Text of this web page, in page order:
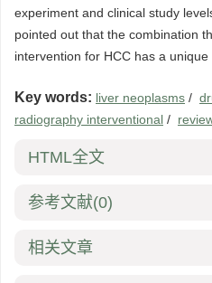
experiment and clinical study
pointed out that the combination
intervention for HCC has a unique
Key words: liver neoplasms /
radiography interventional /
HTML全文
参考文献(0)
相关文章